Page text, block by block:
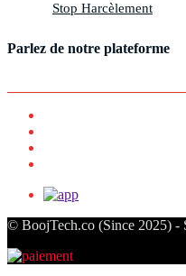
Stop Harcèlement
Parlez de notre plateforme
© BoojTech.co (Since 2025)